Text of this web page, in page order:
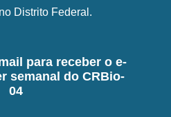
Distrito Federal.
para receber o e-
semanal do CRBio-
04